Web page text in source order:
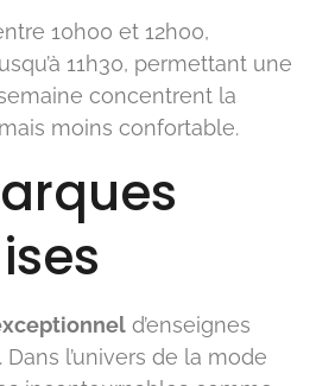
10h00 et 12h00,
11h30, permettant une
concentrent la
moins confortable.
d’enseignes
l’univers de la mode